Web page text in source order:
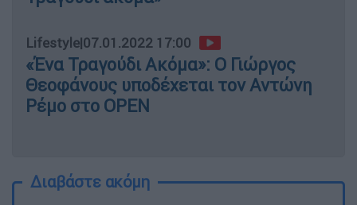
Lifestyle|07.01.2022 17:00
«Ένα Τραγούδι Ακόμα»: Ο Γιώργος
Θεοφάνους υποδέχεται τον Αντώνη
Ρέμο στο OPEN
Διαβάστε ακόμη